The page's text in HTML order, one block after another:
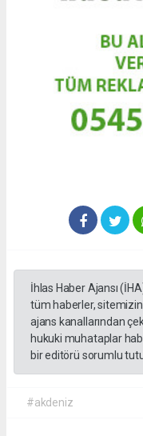
İhlas Haber Ajansı
tüm haberler,
ajans kanallarından
hukuki muhataplar
bir editörü sorumlu
#akdeniz